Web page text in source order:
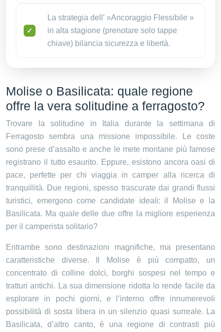
La strategia dell' »Ancoraggio Flessibile »
in alta stagione (prenotare solo tappe
chiave) bilancia sicurezza e libertà.
Molise o Basilicata: quale regione
offre la vera solitudine a ferragosto?
Trovare la solitudine in Italia durante la settimana di
Ferragosto sembra una missione impossibile. Le coste
sono prese d’assalto e anche le mete montane più famose
registrano il tutto esaurito. Eppure, esistono ancora oasi di
pace, perfette per chi viaggia in camper alla ricerca di
tranquillità. Due regioni, spesso trascurate dai grandi flussi
turistici, emergono come candidate ideali: il Molise e la
Basilicata. Ma quale delle due offre la migliore esperienza
per il camperista solitario?
Entrambe sono destinazioni magnifiche, ma presentano
caratteristiche diverse. Il Molise è più compatto, un
concentrato di colline dolci, borghi sospesi nel tempo e
tratturi antichi. La sua dimensione ridotta lo rende facile da
esplorare in pochi giorni, e l’interno offre innumerevoli
possibilità di sosta libera in un silenzio quasi surreale. La
Basilicata, d’altro canto, è una regione di contrasti più